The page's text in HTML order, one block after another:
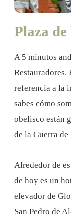
Plaza
A 5 minutos
Restauradores.
referencia a la
sabes cómo
obelisco están
de la Guerra
Alrededor de
de hoy es un
elevador de
San Pedro de